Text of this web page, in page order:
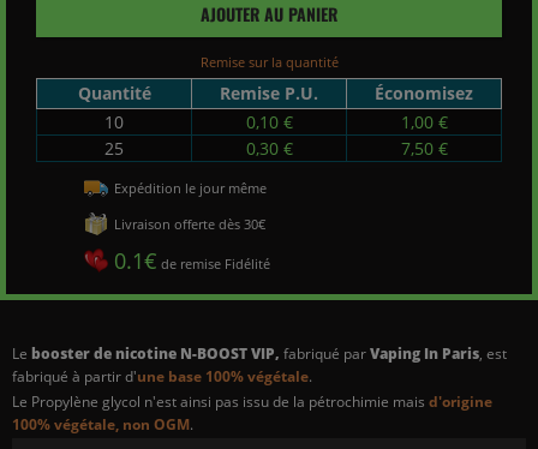
Le booster de nicotine N-BOOST VIP, fabriqué parVaping In Paris, est
fabriqué à partir d'une base 100% végétale.
Le Propylène glycol n'est ainsi pas issu de la pétrochimie mais d'origine
100% végétale, non OGM.
AJOUTER AU PANIER
Remise sur la quantité
Quantité Remise P.U.
Économisez
10
0,10 €
1,00 €
25
0,30 € 7,50 €
Expédition le jour même
Livraison offerte dès 30€
0.1€ de remise Fidélité